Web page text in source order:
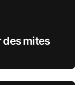
des mites